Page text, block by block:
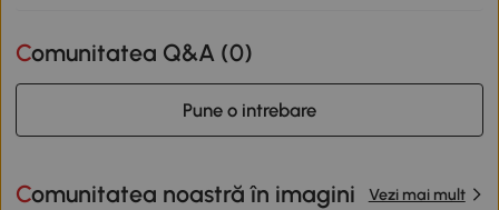
Comunitatea Q&A (0)
Pune o intrebare
Comunitatea noastră în imagini Vezi mai mult